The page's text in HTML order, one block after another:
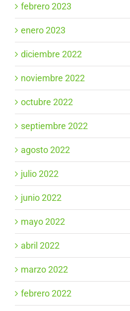
febrero 2023
enero 2023
diciembre 2022
noviembre 2022
octubre 2022
septiembre 2022
agosto 2022
julio 2022
junio 2022
mayo 2022
abril 2022
marzo 2022
febrero 2022